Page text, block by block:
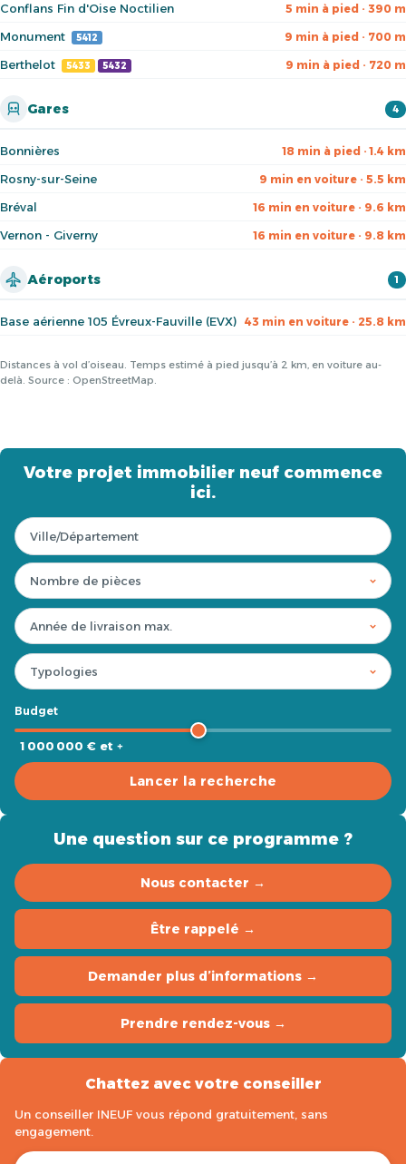
Conflans Fin d'Oise Noctilien 5 min à pied · 390 m
Monument 5412 9 min à pied · 700 m
Berthelot 5433 5432 9 min à pied · 720 m
Gares 4
Bonnières 18 min à pied · 1.4 km
Rosny-sur-Seine 9 min en voiture · 5.5 km
Bréval 16 min en voiture · 9.6 km
Vernon - Giverny 16 min en voiture · 9.8 km
Aéroports 1
Base aérienne 105 Évreux-Fauville (EVX) 43 min en voiture · 25.8 km
Distances à vol d’oiseau. Temps estimé à pied jusqu’à 2 km, en voiture au-
delà. Source : OpenStreetMap.
Votre projet immobilier neuf commence
ici.
Budget
1 000 000 € et +
Lancer la recherche
Une question sur ce programme ?
Nous contacter →
Être rappelé →
Demander plus d’informations →
Prendre rendez-vous →
Chattez avec votre conseiller
Un conseiller INEUF vous répond gratuitement, sans
engagement.